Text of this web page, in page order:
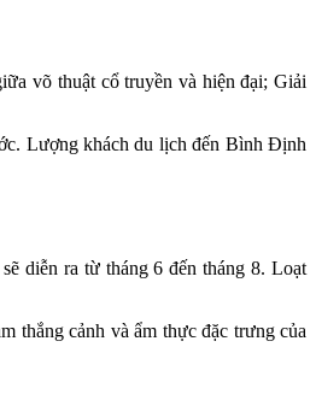
võ thuật cổ truyền và hiện đại; Giải
Lượng khách du lịch đến Bình Định
diễn ra từ tháng 6 đến tháng 8. Loạt
thắng cảnh và ẩm thực đặc trưng của